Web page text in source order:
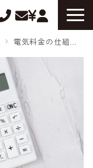
電気料金の仕組み徹底解剖 VOL.1